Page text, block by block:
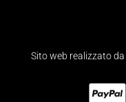
Sito web realizzato da